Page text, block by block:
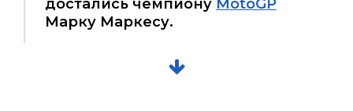
достались чемпиону MotoGP
Марку Маркесу.